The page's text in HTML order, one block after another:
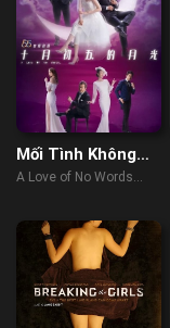
Mối Tình Không
Lời
A Love of No Words